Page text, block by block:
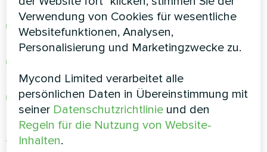
Priorität hat
Wenn kein Platz für eine Inneneinheit
vorhanden ist
Gebäude (mehr als 25 Meter)
Wenn absolute Ruhe im Hausinneren Priorität
hat
Wann ist das Split-System
Verwendung von Cookies für wesentliche
Websitefunktionen, Analysen,
Personalisierung und Marketingzwecke zu.
Mycond Limited verarbeitet alle
persönlichen Daten in Übereinstimmung mit
seiner Datenschutzrichtlinie und den
Regeln für die Nutzung von Website-
Inhalten.